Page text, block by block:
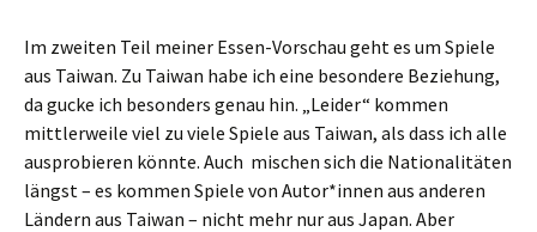
Im zweiten Teil meiner Essen-Vorschau geht es um Spiele
aus Taiwan. Zu Taiwan habe ich eine besondere Beziehung,
da gucke ich besonders genau hin. „Leider“ kommen
mittlerweile viel zu viele Spiele aus Taiwan, als dass ich alle
ausprobieren könnte. Auch mischen sich die Nationalitäten
längst – es kommen Spiele von Autor*innen aus anderen
Ländern aus Taiwan – nicht mehr nur aus Japan. Aber